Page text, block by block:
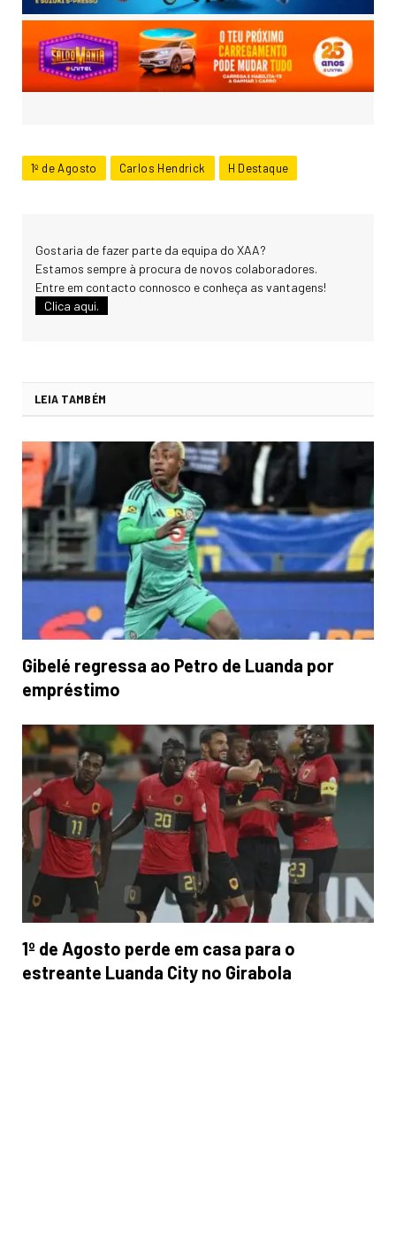
1º de Agosto Carlos Hendrick H Destaque
Gostaria de fazer parte da equipa do XAA?
Estamos sempre à procura de novos colaboradores.
Entre em contacto connosco e conheça as vantagens!
Clica aqui.
LEIA TAMBÉM
Gibelé regressa ao Petro de Luanda por
empréstimo
1º de Agosto perde em casa para o
estreante Luanda City no Girabola